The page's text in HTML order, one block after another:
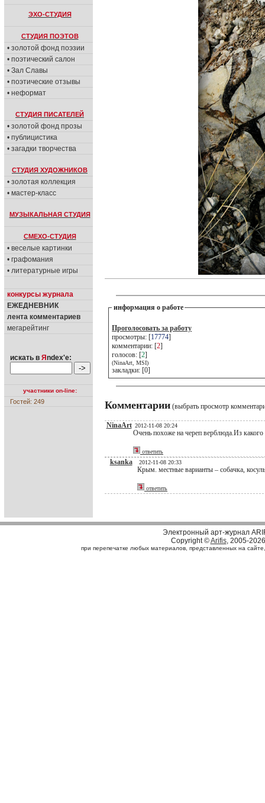
ЭХО-СТУДИЯ
СТУДИЯ ПОЭТОВ
• золотой фонд поэзии
• поэтический салон
• Зал Славы
• поэтические отзывы
• неформат
СТУДИЯ ПИСАТЕЛЕЙ
• золотой фонд прозы
• публицистика
• загадки творчества
СТУДИЯ ХУДОЖНИКОВ
• золотая коллекция
• мастер-класс
МУЗЫКАЛЬНАЯ СТУДИЯ
СМЕХО-СТУДИЯ
• веселые картинки
• графомания
• литературные игры
конкурсы журнала
ЕЖЕДНЕВНИК
лента комментариев
мегарейтинг
искать в Я ndex'е:
участники on-line:
Гостей: 249
информация о работе
Проголосовать за работу
просмотры: [17774]
комментарии: [2]
голосов: [2]
(NinaArt, MSI)
закладки: [0]
Комментарии (выбрать просмотр
NinaArt 2012-11-08 20:24
Очень похоже на череп верблюда.Из какого
ответить
ksanka 2012-11-08 20:33
Крым. местные варианты – собачка,
ответить
Электронный арт-журнал
Copyright ©Arifis, 2005-2026
при перепечатке любых материалов, представленных на